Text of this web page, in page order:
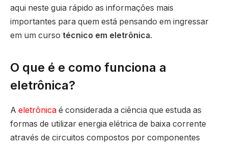
aqui neste guia rápido as informações mais
importantes para quem está pensando em ingressar
em um curso técnico em eletrônica.
O que é e como funciona a
eletrônica?
A eletrônica é considerada a ciência que estuda as
formas de utilizar energia elétrica de baixa corrente
através de circuitos compostos por componentes